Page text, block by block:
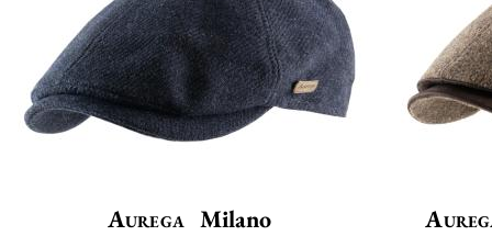
Aurega Milano